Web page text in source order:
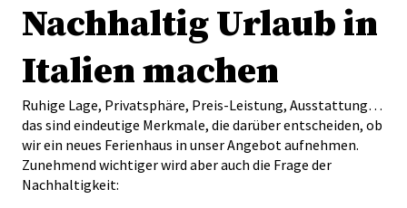
Nachhaltig Urlaub in
Italien machen
Ruhige Lage, Privatsphäre, Preis-Leistung, Ausstattung…
das sind eindeutige Merkmale, die darüber entscheiden, ob
wir ein neues Ferienhaus in unser Angebot aufnehmen.
Zunehmend wichtiger wird aber auch die Frage der
Nachhaltigkeit: